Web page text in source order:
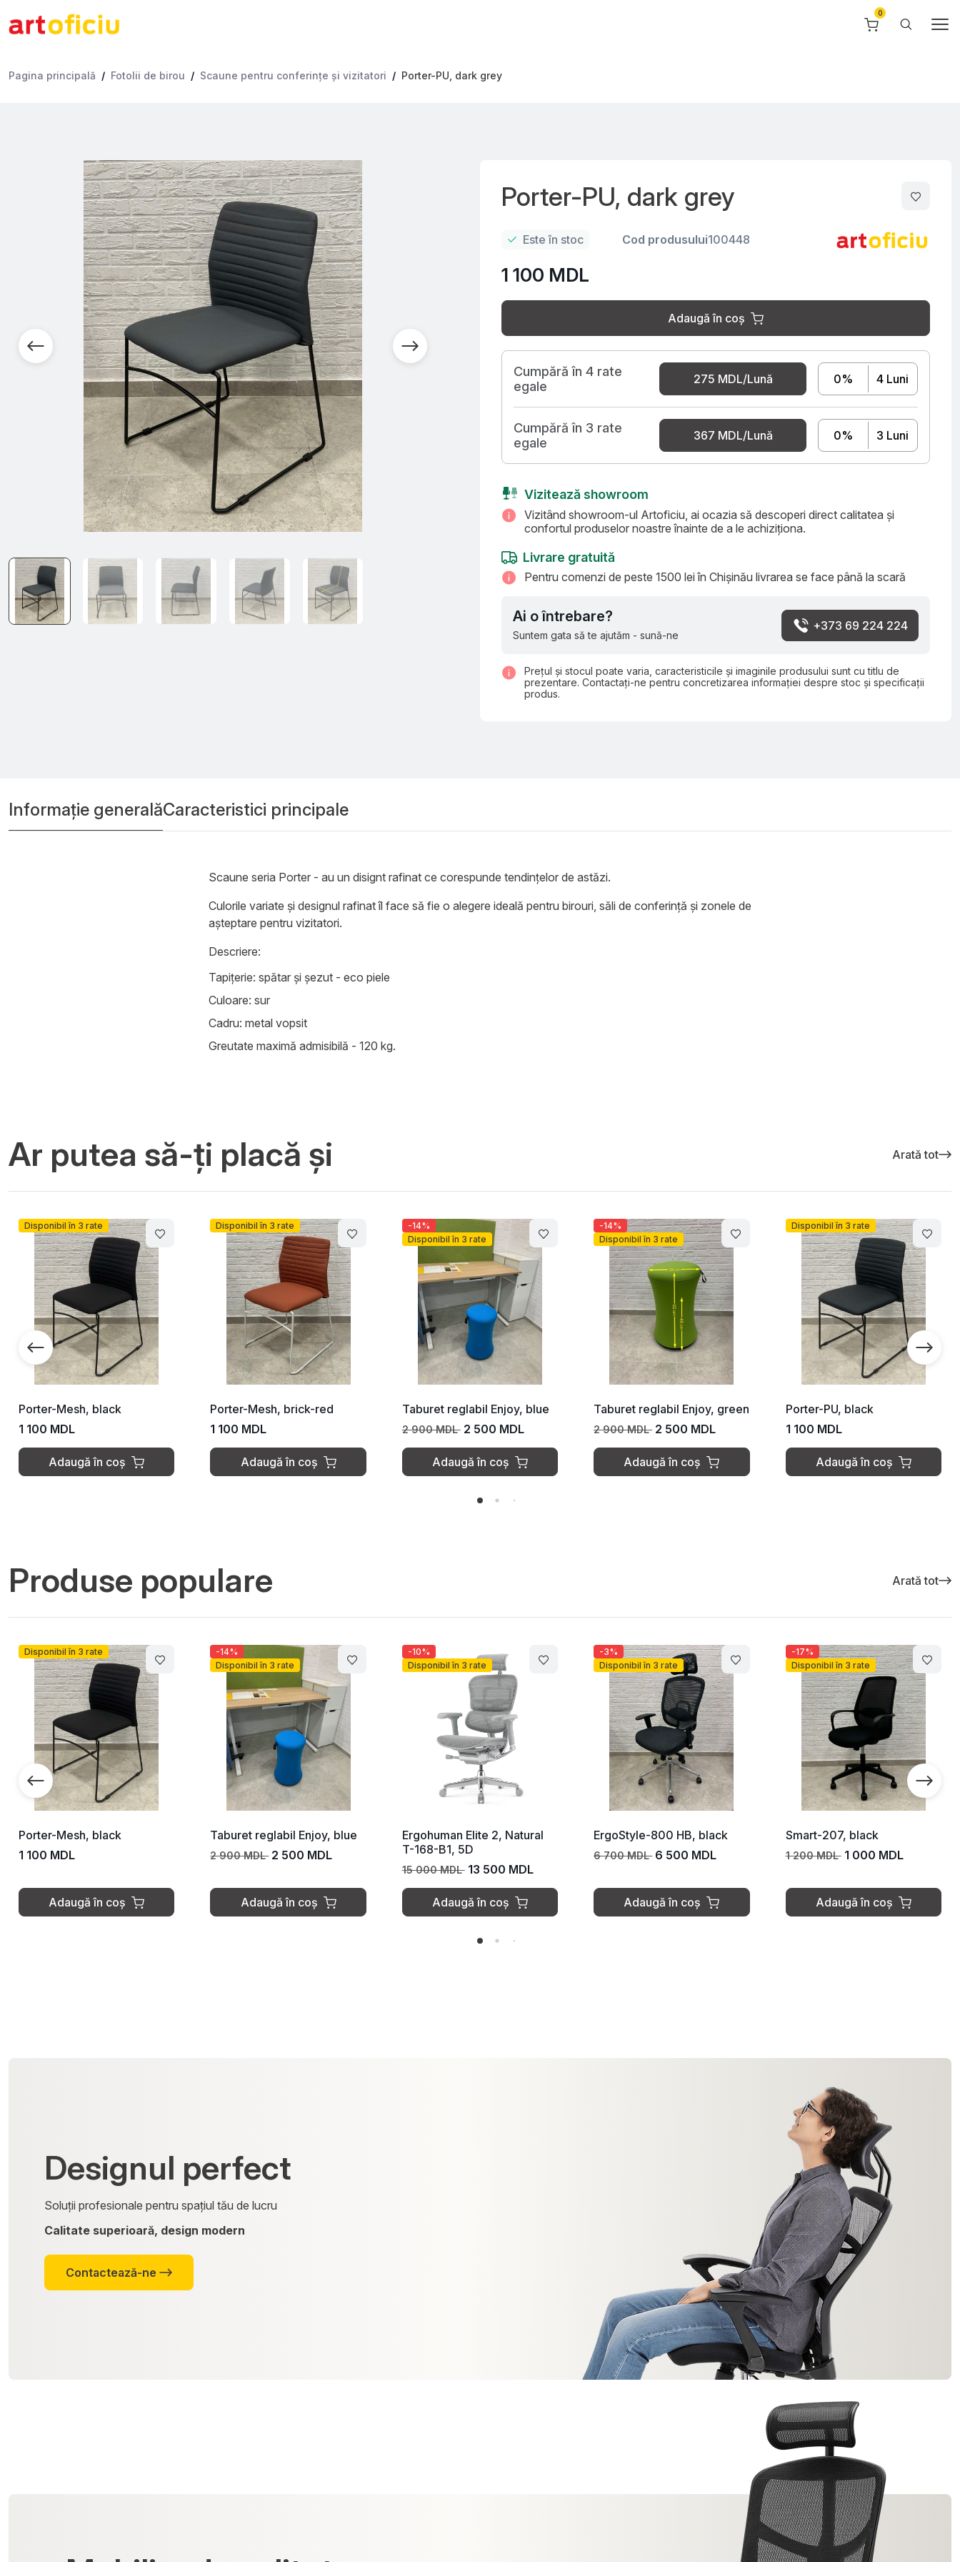
Pagina principală Fotolii de birou Scaune pentru conferinţe şi vizitatori Porter-PU, dark grey
Porter-PU, dark grey
Este în stoc Cod produsului100448
1 100 MDL
Adaugă în coș
Cumpără în 4 rate
egale
275 MDL/Lună 0% 4 Luni
Cumpără în 3 rate
egale
367 MDL/Lună 0% 3 Luni
Vizitează showroom
Vizitând showroom-ul Artoficiu, ai ocazia să descoperi direct calitatea și
confortul produselor noastre înainte de a le achiziționa.
Livrare gratuită
Pentru comenzi de peste 1500 lei în Chișinău livrarea se face până la scară
Ai o întrebare?
Suntem gata să te ajutăm - sună-ne
+373 69 224 224
Prețul și stocul poate varia, caracteristicile și imaginile produsului sunt cu titlu de
prezentare. Contactați-ne pentru concretizarea informației despre stoc și specificații
produs.
Informație generalăCaracteristici principale
Scaune seria Porter - au un disignt rafinat ce corespunde tendințelor de astăzi.
Culorile variate și designul rafinat îl face să fie o alegere ideală pentru birouri, săli de conferință și zonele de
așteptare pentru vizitatori.
Descriere:
Tapițerie: spătar și șezut - eco piele
Culoare: sur
Cadru: metal vopsit
Greutate maximă admisibilă - 120 kg.
Ar putea să-ți placă și Arată tot
Disponibil în 3 rate
Porter-Mesh, brick-red
1 100 MDL
Adaugă în coș
-14%
Disponibil în 3 rate
Taburet reglabil Enjoy, blue
2 900 MDL
Adaugă în coș
Disponibil în 3 rate
Taburet reglabil Enjoy, green
2 900 MDL 2 500 MDL
Adaugă în coș
Disponibil în 3 rate
Porter-PU, black
1 100 MDL
Adaugă în coș
Disponibil în 3 rate
Porter-PU, brown
1 100 MDL
Adaugă în coș
Produse populare Arată tot
-14%
Disponibil în 3 rate
Taburet reglabil Enjoy, blue
2 900 MDL
Adaugă în coș
Disponibil în 3 rate
Ergohuman Elite 2, Natural
T-168-B1, 5D
Adaugă în coș
Disponibil în 3 rate
ErgoStyle-800 HB, black
6 700 MDL
Adaugă în coș
-17%
Disponibil în 3 rate
Smart-207, black
1 200 MDL 1 000 MDL
Adaugă în coș
Disponibil în 3 rate
Laso, grey
3 900 MDL
Adaugă în coș
Designul perfect
Soluții profesionale pentru spațiul tău de lucru
Calitate superioară, design modern
Contactează-ne